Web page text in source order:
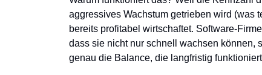
aggressives Wachstum getrieben wird (was
bereits profitabel wirtschaftet. Software-
dass sie nicht nur schnell wachsen können,
genau die Balance, die langfristig